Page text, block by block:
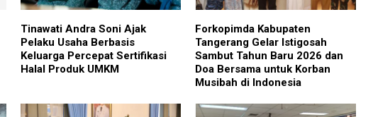
Tinawati Andra Soni Ajak
Pelaku Usaha Berbasis
Keluarga Percepat Sertifikasi
Halal Produk UMKM
Forkopimda Kabupaten
Tangerang Gelar Istigosah
Sambut Tahun Baru 2026 dan
Doa Bersama untuk Korban
Musibah di Indonesia